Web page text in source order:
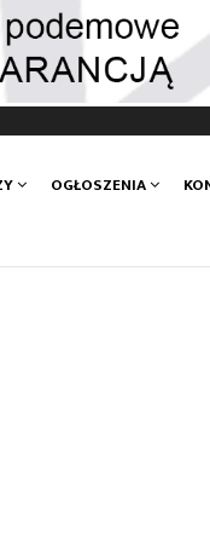
OGŁOSZENIA